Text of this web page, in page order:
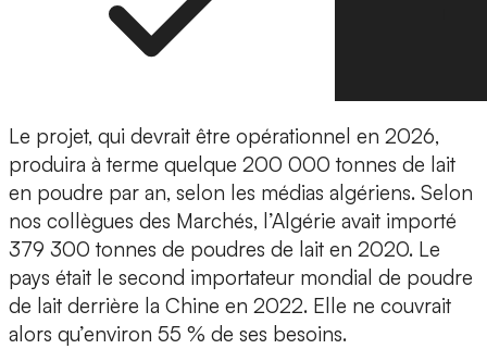
Le projet, qui devrait être opérationnel en 2026,
produira à terme quelque 200 000 tonnes de lait
en poudre par an, selon les médias algériens. Selon
nos collègues des Marchés, l’Algérie avait importé
379 300 tonnes de poudres de lait en 2020. Le
pays était le second importateur mondial de poudre
de lait derrière la Chine en 2022. Elle ne couvrait
alors qu’environ 55 % de ses besoins.